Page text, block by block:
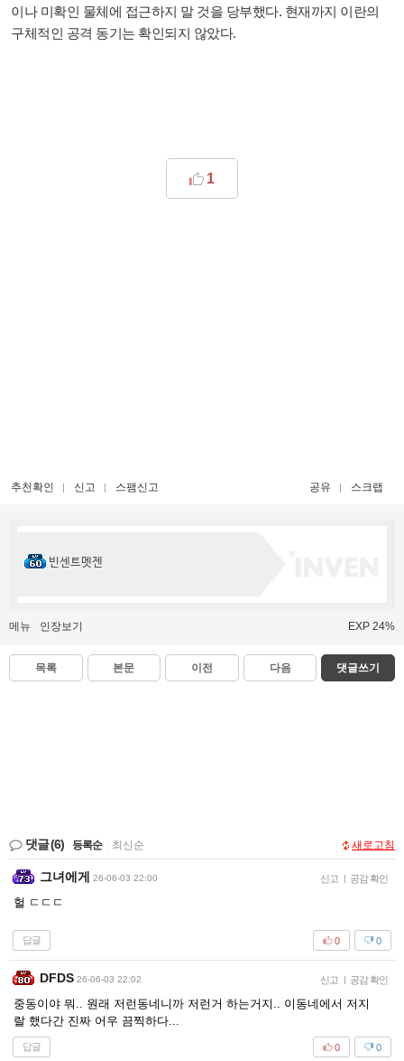
이나 미확인 물체에 접근하지 말 것을 당부했다. 현재까지 이란의
구체적인 공격 동기는 확인되지 않았다.
1
추천확인 신고 스팸신고 공유 스크랩
빈센트멧젠
메뉴 인장보기 EXP 24%
목록 본문 이전 다음 댓글쓰기
댓글(6) 등록순 최신순 새로고침
그녀에게 26-06-03 22:00 신고 공감 확인
헐 ㄷㄷㄷ
답글 0
0
DFDS 26-06-03 22:02 신고 공감 확인
중동이야 뭐.. 원래 저런동네니까 저런거 하는거지.. 이동네에서 저지
랄 했다간 진짜 어우 끔찍하다...
답글 0
0